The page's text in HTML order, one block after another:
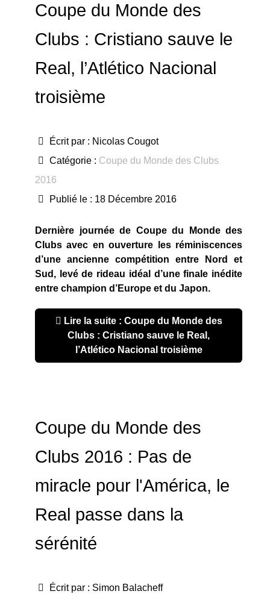
Coupe du Monde des
Clubs : Cristiano sauve le
Real, l’Atlético Nacional
troisième
Écrit par : Nicolas Cougot
Catégorie : Coupe du Monde des Clubs
2016
Publié le : 18 Décembre 2016
Dernière journée de Coupe du Monde des
Clubs avec en ouverture les réminiscences
d’une ancienne compétition entre Nord et
Sud, levé de rideau idéal d’une finale inédite
entre champion d’Europe et du Japon.
Lire la suite : Coupe du Monde des
Clubs : Cristiano sauve le Real,
l’Atlético Nacional troisième
Coupe du Monde des
Clubs 2016 : Pas de
miracle pour l'América, le
Real passe dans la
sérénité
Écrit par : Simon Balacheff